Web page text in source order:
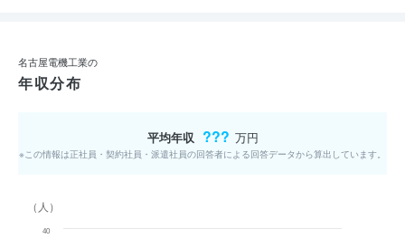
名古屋電機工業の
年収分布
平均年収 ??? 万円
※この情報は正社員・契約社員・派遣社員の回答者による回答データから算出しています。
（人）
40